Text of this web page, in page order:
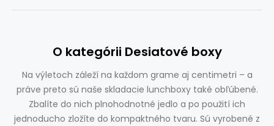
O kategórii Desiatové boxy
Na výletoch záleží na každom grame aj centimetri – a
práve preto sú naše skladacie lunchboxy také obľúbené.
Zbalíte do nich plnohodnotné jedlo a po použití ich
jednoducho zložíte do kompaktného tvaru. Sú vyrobené z